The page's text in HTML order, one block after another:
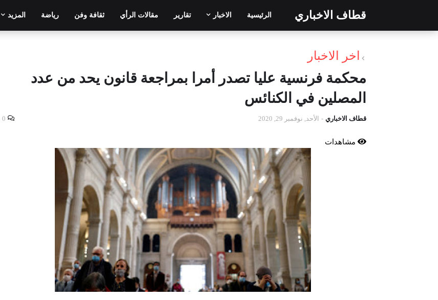
قطاف الاخباري الرئيسية الاخبار تقارير مقالات الرأي ثقافة وفن رياضة المزيد
اخر الاخبار
محكمة فرنسية عليا تصدر أمرا بمراجعة قانون يحد من عدد
المصلين في الكنائس
قطاف الاخباري - الأحد, نوفمبر 29, 2020 0
مشاهدات